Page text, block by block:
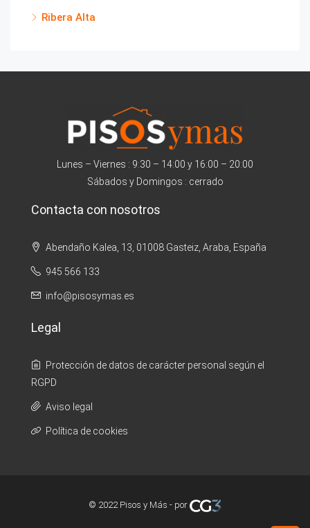
Ribera Alta
Lunes – Viernes : 9:30 – 14:00 y 16:00 – 20:00
Sábados y Domingos : cerrado
Contacta con nosotros
Abendaño Kalea, 13, 01008 Gasteiz, Araba, España
945 566 133
info@pisosymas.es
Legal
Protección de datos de carácter personal según el
RGPD
Aviso legal
Política de cookies
© 2022 Pisos y Más - por